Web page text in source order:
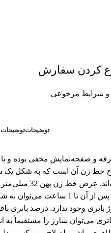
کردن سفارش
و شرایط مرجوعی
توضیحاتتوضیحات
با خط زنی دوطرفه و صفحه‌نمایش
خط زن آن است که به
شارژی مجهز است که در
وجود ندارد. درصد
شارژ را مستقیماً به